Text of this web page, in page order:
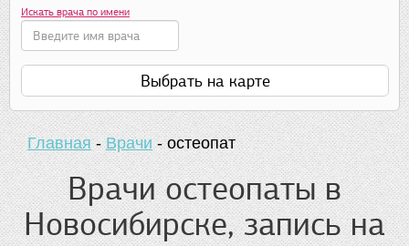
Искать врача по имени
Выбрать на карте
Главная-Врачи-остеопат
Врачи остеопаты в
Новосибирске, запись на